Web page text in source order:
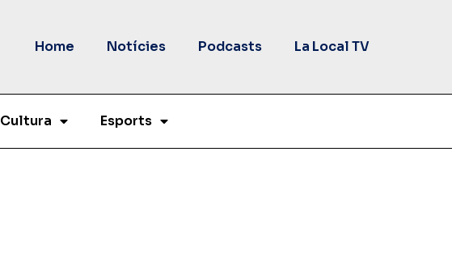
Home Notícies Podcasts La Local TV
Cultura Esports